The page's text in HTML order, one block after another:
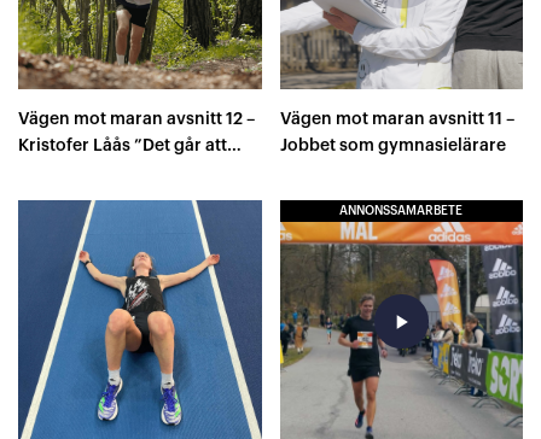
Vägen mot maran avsnitt 12 –
Kristofer Låås ”Det går att
veganskt”
Vägen mot maran avsnitt 11 –
Jobbet som gymnasielärare
ANNONSSAMARBETE
play_arrow